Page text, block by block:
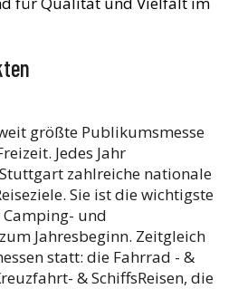
größte Publikumsmesse
Jedes Jahr
zahlreiche nationale
Sie ist die wichtigste
und
Jahresbeginn. Zeitgleich
statt: die Fahrrad - &
& SchiffsReisen, die